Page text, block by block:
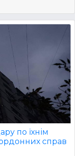
по їхнім
справ